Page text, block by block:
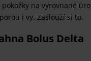
na vyrovnané
i vy. Zaslouží si to.
Bolus Delta